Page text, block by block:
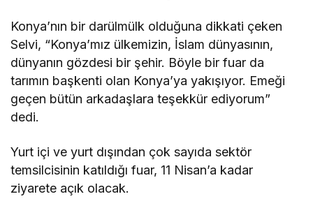
Konya’nın bir darülmülk olduğuna dikkati çeken
Selvi, “Konya’mız ülkemizin, İslam dünyasının,
dünyanın gözdesi bir şehir. Böyle bir fuar da
tarımın başkenti olan Konya’ya yakışıyor. Emeği
geçen bütün arkadaşlara teşekkür ediyorum”
dedi.
Yurt içi ve yurt dışından çok sayıda sektör
temsilcisinin katıldığı fuar, 11 Nisan’a kadar
ziyarete açık olacak.